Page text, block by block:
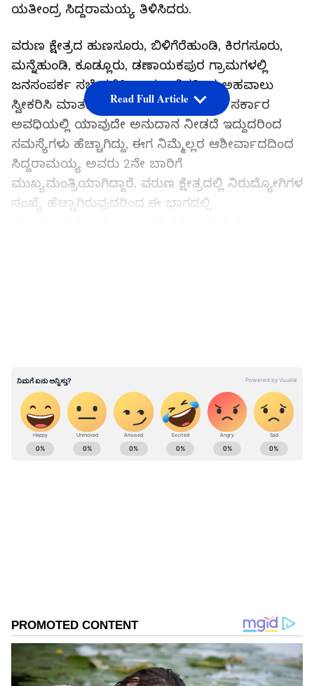
ಯತೀಂದ್ರ ಸಿದ್ದರಾಮಯ್ಯ ತಿಳಿಸಿದರು.
ವರುಣ ಕ್ಷೇತ್ರದ ಹುಣಸೂರು, ಬಿಳಿಗೆರೆಹುಂಡಿ, ಕಿರಗಸೂರು,
ಮನ್ನೆಹುಂಡಿ, ಕೂಡ್ಲೂರು, ಡಣಾಯಕಪುರ ಗ್ರಾಮಗಳಲ್ಲಿ
ಜನಸಂಪರ್ಕ ಸಭೆ ನಡೆಸಿ ಸಾರ್ವಜನಿಕರಿಂದ ಅಹವಾಲು
ಸ್ವೀಕರಿಸಿ ಮಾತನಾಡಿದ ಅವರು, ಕಳೆದ ಬಿಜೆಪಿ ಸರ್ಕಾರ
ಅವಧಿಯಲ್ಲಿ ಯಾವುದೇ ಅನುದಾನ ನೀಡದೆ ಇದ್ದುದರಿಂದ
ಸಮಸ್ಯೆಗಳು ಹೆಚ್ಚಾಗಿದ್ದು, ಈಗ ನಿಮ್ಮೆಲ್ಲರ ಆಶೀರ್ವಾದದಿಂದ
ಸಿದ್ದರಾಮಯ್ಯ ಅವರು 2ನೇ ಬಾರಿಗೆ
ಮುಖ್ಯಮಂತ್ರಿಯಾಗಿದ್ದಾರೆ. ವರುಣ ಕ್ಷೇತ್ರದಲ್ಲಿ ನಿರುದ್ಯೋಗಿಗಳ
ಸಂಖ್ಯೆ ಹೆಚ್ಚಾಗಿರುವುದರಿಂದ ಈ ಭಾಗದಲ್ಲಿ
ತಂದು ಪರಿಹರಿಸುತ್ತೇನೆ ಎಂದರು.
Read Full Article
ABOUT THE AUTHOR